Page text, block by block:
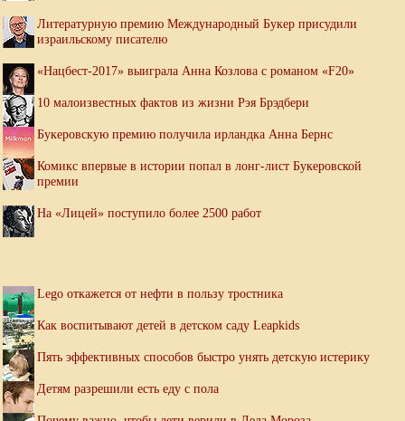
Литературную премию Международный Букер присудили
израильскому писателю
«Нацбест-2017» выиграла Анна Козлова с романом «F20»
10 малоизвестных фактов из жизни Рэя Брэдбери
Букеровскую премию получила ирландка Анна Бернс
Комикс впервые в истории попал в лонг-лист Букеровской
премии
На «Лицей» поступило более 2500 работ
Lego откажется от нефти в пользу тростника
Как воспитывают детей в детском саду Leapkids
Пять эффективных способов быстро унять детскую истерику
Детям разрешили есть еду с пола